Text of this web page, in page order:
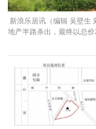
奏响—首届太空音乐节在爱
爆，当天现场吸引了近万
士在大旺城区来回巡游，
快闪表演，如此震撼的场
很多市民乘坐太空巴士前
漫步在“月球”表面，就能
队表演、太空植物等精彩
向了高潮。 本次保利爱乐
味盛宴外，更是全面让大
解。 大旺新区强势崛起，
乐小镇坐落于肇庆大旺高
新浪乐居讯（编辑 吴壁生
地产半路杀出，最终以总
的现仅剩禅城尚未踏足
由中昂地产一并斩获，屡
提升至5892元/平，美的
元/㎡!中昂地产9.5亿竞三
落子三水白坭 勇夺3.27万
价效应传导至三四线镇